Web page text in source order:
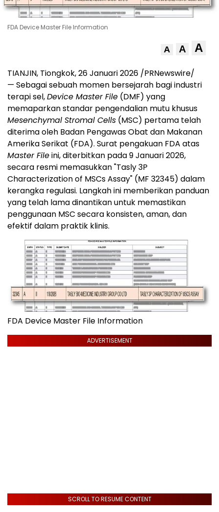
FDA Device Master File Information
A A A
TIANJIN, Tiongkok, 26 Januari 2026 /PRNewswire/
— Sebagai sebuah momen bersejarah bagi industri
terapi sel,Device Master File (DMF) yang
memaparkan standar pengendalian mutu khusus
Mesenchymal Stromal Cells (MSC) pertama telah
diterima oleh Badan Pengawas Obat dan Makanan
Amerika Serikat (FDA). Surat pengakuan FDA atas
Master Fileini, diterbitkan pada 9 Januari 2026,
secara resmi memasukkan "Tasly 3P
Characterization of MSCs Assay" (MF 32345) dalam
kerangka regulasi. Langkah ini memberikan panduan
yang telah lama dinantikan untuk memastikan
penggunaan MSC secara konsisten, aman, dan
efektif dalam praktik klinis.
FDA Device Master File Information
ADVERTISEMENT
SCROLL TO RESUME CONTENT